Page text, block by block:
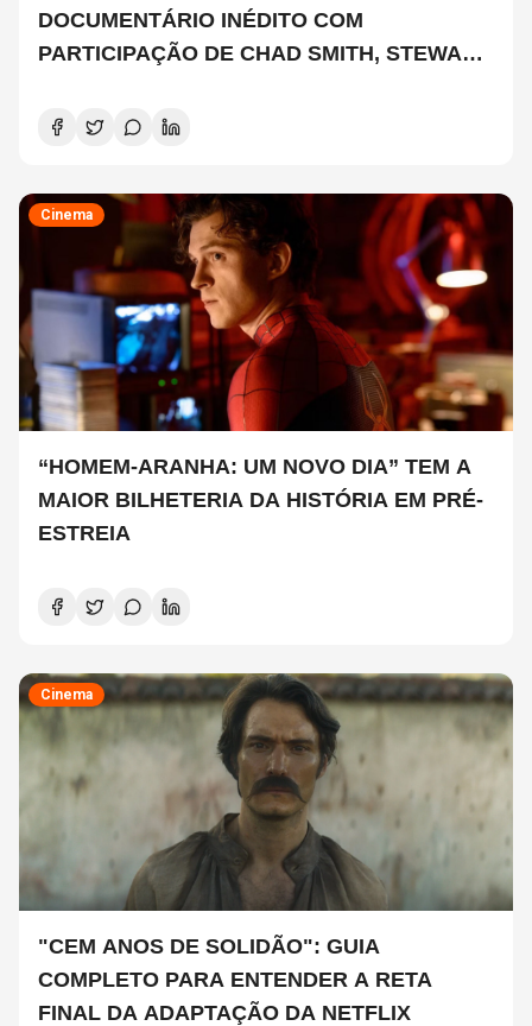
DOCUMENTÁRIO INÉDITO COM
PARTICIPAÇÃO DE CHAD SMITH, STEWART
Cinema
“HOMEM-ARANHA: UM NOVO DIA” TEM A
MAIOR BILHETERIA DA HISTÓRIA EM PRÉ-
ESTREIA
Cinema
"CEM ANOS DE SOLIDÃO": GUIA
COMPLETO PARA ENTENDER A RETA
FINAL DA ADAPTAÇÃO DA NETFLIX